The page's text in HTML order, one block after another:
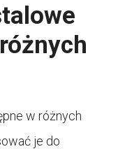
w różnych
je do